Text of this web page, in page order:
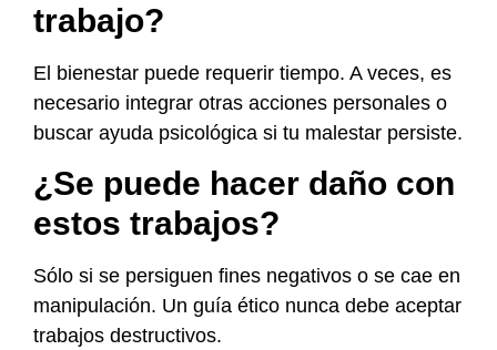
trabajo?
El bienestar puede requerir tiempo. A veces, es
necesario integrar otras acciones personales o
buscar ayuda psicológica si tu malestar persiste.
¿Se puede hacer daño con
estos trabajos?
Sólo si se persiguen fines negativos o se cae en
manipulación. Un guía ético nunca debe aceptar
trabajos destructivos.